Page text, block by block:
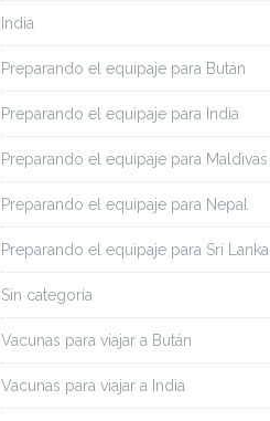
India
Preparando el equipaje para Bután
Preparando el equipaje para India
Preparando el equipaje para Maldivas
Preparando el equipaje para Nepal
Preparando el equipaje para Sri Lanka
Sin categoría
Vacunas para viajar a Bután
Vacunas para viajar a India